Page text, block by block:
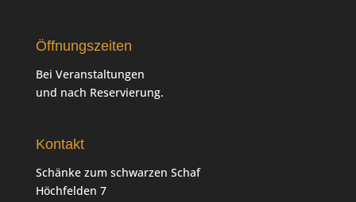
Öffnungszeiten
Bei Veranstaltungen
und nach Reservierung.
Kontakt
Schänke zum schwarzen Schaf
Höchfelden 7